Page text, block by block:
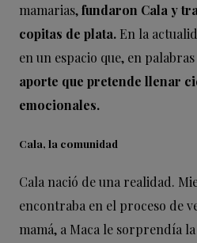
mamarias,fundaron Cala y
copitas de plata. En la
en un espacio que, en
aporte que pretende llenar
emocionales.
Cala, la comunidad
Cala nació de una realidad.
encontraba en el proceso de
mamá, a Maca le sorprendía